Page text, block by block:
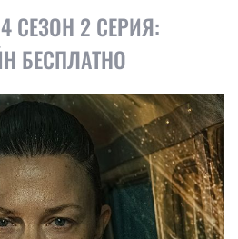
СЕЗОН 2 СЕРИЯ:
БЕСПЛАТНО